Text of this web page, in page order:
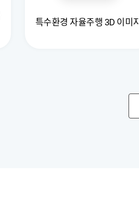
특수환경 자율주행 3D 이미지